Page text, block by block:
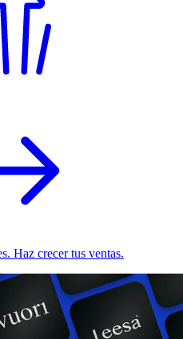
Haz crecer tus ventas.